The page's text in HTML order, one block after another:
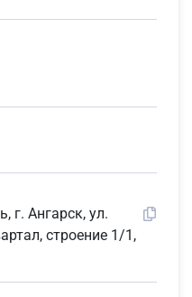
г. Ангарск, ул.
строение 1/1,